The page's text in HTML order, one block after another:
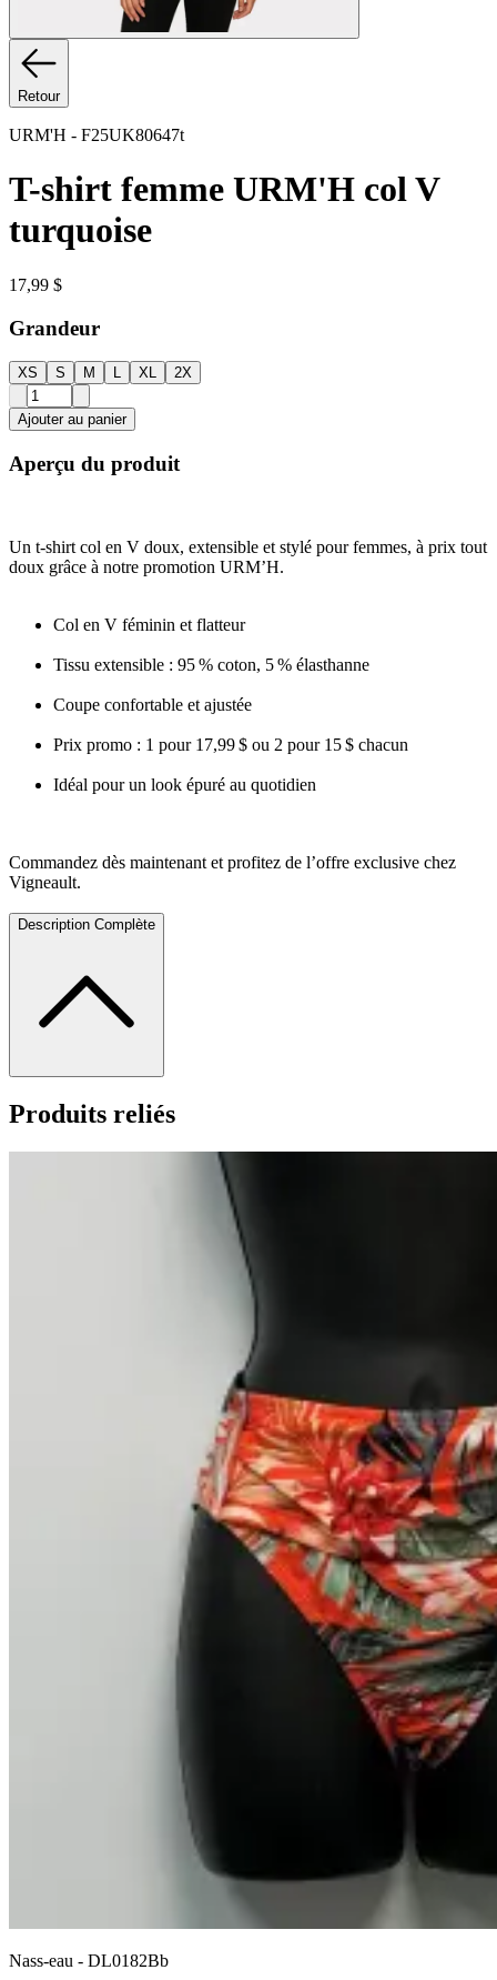
Retour
URM'H - F25UK80647t
T-shirt femme URM'H col V
turquoise
17,99 $
Grandeur
XS S M L XL 2X
Ajouter au panier
Aperçu du produit
Un t-shirt col en V doux, extensible et stylé pour femmes, à prix tout
doux grâce à notre promotion URM’H.
Col en V féminin et flatteur
Tissu extensible : 95 % coton, 5 % élasthanne
Coupe confortable et ajustée
Prix promo : 1 pour 17,99 $ ou 2 pour 15 $ chacun
Idéal pour un look épuré au quotidien
Commandez dès maintenant et profitez de l’offre exclusive chez
Vigneault.
Description Complète
Produits reliés
Nass-eau - DL0182Bb